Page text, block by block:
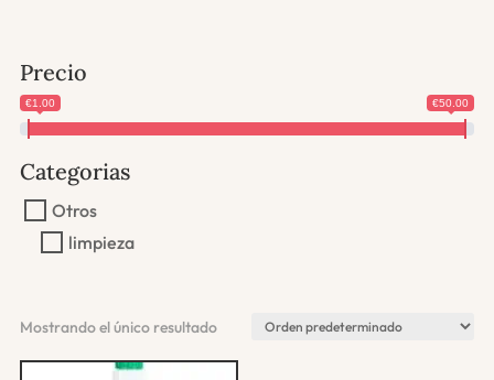
Precio
€1.00 €50.00
Categorias
Otros
limpieza
Mostrando el único resultado